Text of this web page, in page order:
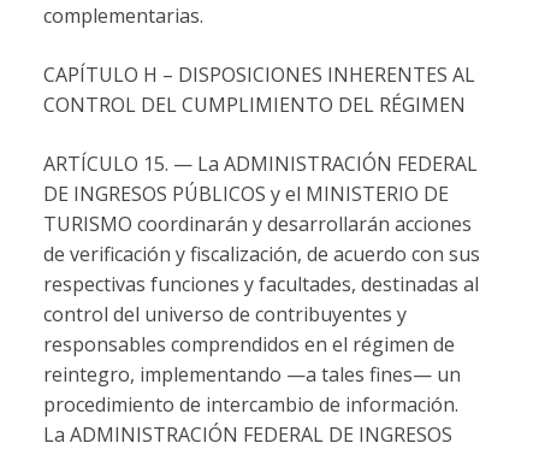
complementarias.
CAPÍTULO H – DISPOSICIONES INHERENTES AL
CONTROL DEL CUMPLIMIENTO DEL RÉGIMEN
ARTÍCULO 15. — La ADMINISTRACIÓN FEDERAL
DE INGRESOS PÚBLICOS y el MINISTERIO DE
TURISMO coordinarán y desarrollarán acciones
de verificación y fiscalización, de acuerdo con sus
respectivas funciones y facultades, destinadas al
control del universo de contribuyentes y
responsables comprendidos en el régimen de
reintegro, implementando —a tales fines— un
procedimiento de intercambio de información.
La ADMINISTRACIÓN FEDERAL DE INGRESOS